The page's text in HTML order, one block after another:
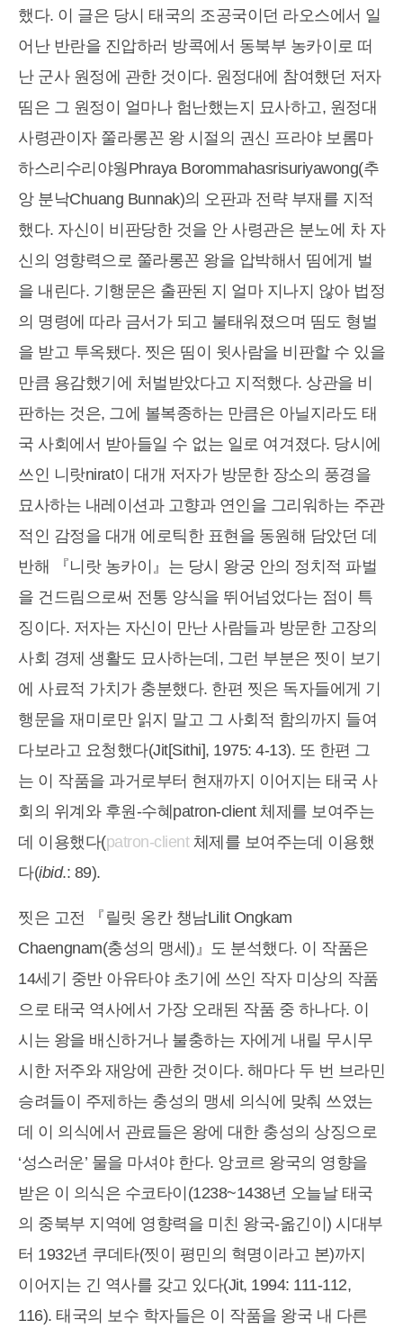
했다. 이 글은 당시 태국의 조공국이던 라오스에서 일
어난 반란을 진압하러 방콕에서 동북부 농카이로 떠
난 군사 원정에 관한 것이다. 원정대에 참여했던 저자
띰은 그 원정이 얼마나 험난했는지 묘사하고, 원정대
사령관이자 쭐라롱꼰 왕 시절의 권신 프라야 보롬마
하스리수리야웡Phraya Borommahasrisuriyawong(추
앙 분낙Chuang Bunnak)의 오판과 전략 부재를 지적
했다. 자신이 비판당한 것을 안 사령관은 분노에 차 자
신의 영향력으로 쭐라롱꼰 왕을 압박해서 띰에게 벌
을 내린다. 기행문은 출판된 지 얼마 지나지 않아 법정
의 명령에 따라 금서가 되고 불태워졌으며 띰도 형벌
을 받고 투옥됐다. 찟은 띰이 윗사람을 비판할 수 있을
만큼 용감했기에 처벌받았다고 지적했다. 상관을 비
판하는 것은, 그에 볼복종하는 만큼은 아닐지라도 태
국 사회에서 받아들일 수 없는 일로 여겨졌다. 당시에
쓰인 니랏nirat이 대개 저자가 방문한 장소의 풍경을
묘사하는 내레이션과 고향과 연인을 그리워하는 주관
적인 감정을 대개 에로틱한 표현을 동원해 담았던 데
반해 『니랏 농카이』는 당시 왕궁 안의 정치적 파벌
을 건드림으로써 전통 양식을 뛰어넘었다는 점이 특
징이다. 저자는 자신이 만난 사람들과 방문한 고장의
사회 경제 생활도 묘사하는데, 그런 부분은 찟이 보기
에 사료적 가치가 충분했다. 한편 찟은 독자들에게 기
행문을 재미로만 읽지 말고 그 사회적 함의까지 들여
다보라고 요청했다(Jit[Sithi], 1975: 4-13). 또 한편 그
는 이 작품을 과거로부터 현재까지 이어지는 태국 사
회의 위계와 후원-수혜patron-client 체제를 보여주는
데 이용했다(patron-client체제를 보여주는데 이용했
다(ibid.: 89).
찟은 고전 『릴릿 옹칸 챙남Lilit Ongkam
Chaengnam(충성의 맹세)』도 분석했다. 이 작품은
14세기 중반 아유타야 초기에 쓰인 작자 미상의 작품
으로 태국 역사에서 가장 오래된 작품 중 하나다. 이
시는 왕을 배신하거나 불충하는 자에게 내릴 무시무
시한 저주와 재앙에 관한 것이다. 해마다 두 번 브라민
승려들이 주제하는 충성의 맹세 의식에 맞춰 쓰였는
데 이 의식에서 관료들은 왕에 대한 충성의 상징으로
‘성스러운’ 물을 마셔야 한다. 앙코르 왕국의 영향을
받은 이 의식은 수코타이(1238~1438년 오늘날 태국
의 중북부 지역에 영향력을 미친 왕국-옮긴이) 시대부
터 1932년 쿠데타(찟이 평민의 혁명이라고 본)까지
이어지는 긴 역사를 갖고 있다(Jit, 1994: 111-112,
116). 태국의 보수 학자들은 이 작품을 왕국 내 다른